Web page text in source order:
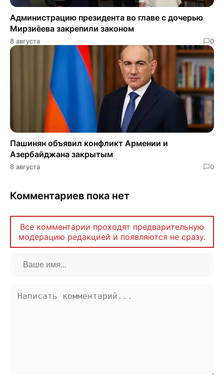
Администрацию президента во главе с дочерью
Мирзиёева закрепили законом
8 августа 0
Пашинян объявил конфликт Армении и
Азербайджана закрытым
8 августа 0
Комментариев пока нет
Все комментарии проходят предварительную
модерацию редакцией и появляются не сразу.